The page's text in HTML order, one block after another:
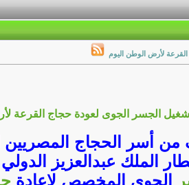
لأرض الوطن اليوم
الجسر الجوى لعودة حجاج القرعة
من أسر الحجاج المصريين
الملك عبدالعزيز
الجوي المخصص لإعادة